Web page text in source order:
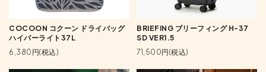
COCOON コクーン ドライバッグ
ハイパーライト37L
6,380円(税込)
BRIEFING ブリーフィング H-37
SD VER1.5
71,500円(税込)